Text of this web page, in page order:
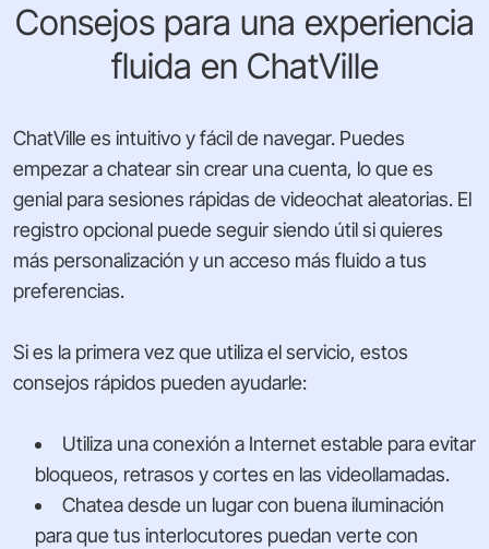
Consejos para una experiencia
fluida en ChatVille
ChatVille es intuitivo y fácil de navegar. Puedes
empezar a chatear sin crear una cuenta, lo que es
genial para sesiones rápidas de videochat aleatorias. El
registro opcional puede seguir siendo útil si quieres
más personalización y un acceso más fluido a tus
preferencias.
Si es la primera vez que utiliza el servicio, estos
consejos rápidos pueden ayudarle:
Utiliza una conexión a Internet estable para evitar
bloqueos, retrasos y cortes en las videollamadas.
Chatea desde un lugar con buena iluminación
para que tus interlocutores puedan verte con